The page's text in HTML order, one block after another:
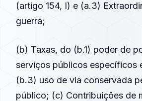
(artigo 154, I) e (a.3)
guerra;
(b) Taxas, do (b.1) poder de
serviços públicos específicos
(b.3) uso de via conservada
público; (c) Contribuições de